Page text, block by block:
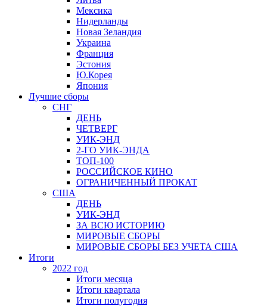
Мексика
Нидерланды
Новая Зеландия
Украина
Франция
Эстония
Ю.Корея
Япония
Лучшие сборы
СНГ
ДЕНЬ
ЧЕТВЕРГ
УИК-ЭНД
2-ГО УИК-ЭНДА
ТОП-100
РОССИЙСКОЕ КИНО
ОГРАНИЧЕННЫЙ ПРОКАТ
США
ДЕНЬ
УИК-ЭНД
ЗА ВСЮ ИСТОРИЮ
МИРОВЫЕ СБОРЫ
МИРОВЫЕ СБОРЫ БЕЗ УЧЕТА США
Итоги
2022 год
Итоги месяца
Итоги квартала
Итоги полугодия